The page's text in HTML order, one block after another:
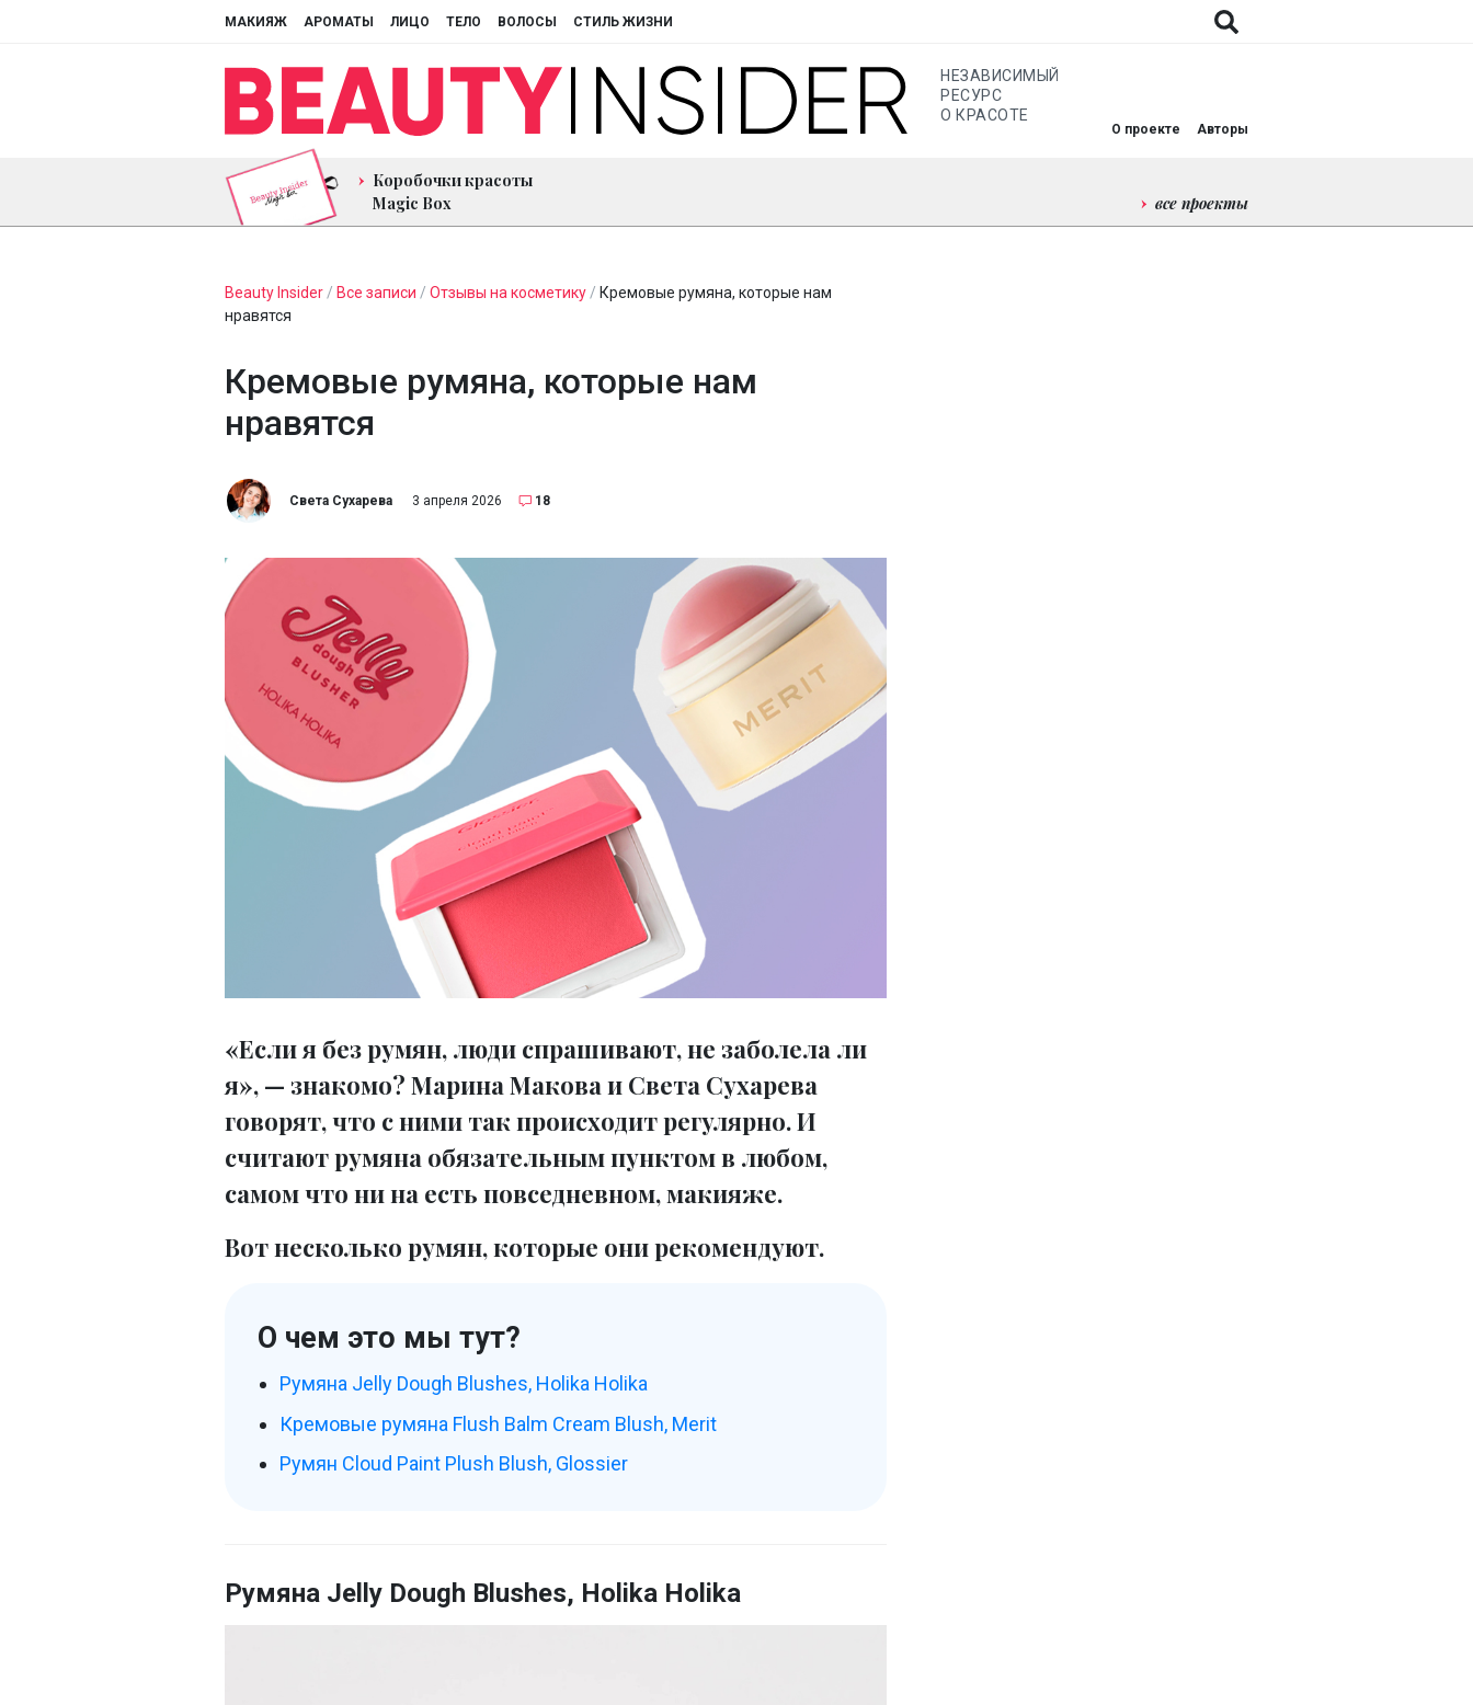
МАКИЯЖ АРОМАТЫ ЛИЦО ТЕЛО ВОЛОСЫ СТИЛЬ ЖИЗНИ
НЕЗАВИСИМЫЙ
РЕСУРС
О КРАСОТЕ
О проекте Авторы
Коробочки красоты
Magic Box
все проекты
Beauty Insider / Все записи / Отзывы на косметику / Кремовые румяна, которые нам
нравятся
Кремовые румяна, которые нам
нравятся
Света Сухарева 3 апреля 2026 18
«Если я без румян, люди спрашивают, не заболела ли
я», — знакомо? Марина Макова и Света Сухарева
говорят, что с ними так происходит регулярно. И
считают румяна обязательным пунктом в любом,
самом что ни на есть повседневном, макияже.
Вот несколько румян, которые они рекомендуют.
О чем это мы тут?
Румяна Jelly Dough Blushes, Holika Holika
Кремовые румяна Flush Balm Cream Blush, Merit
Румян Cloud Paint Plush Blush, Glossier
Румяна Jelly Dough Blushes, Holika Holika